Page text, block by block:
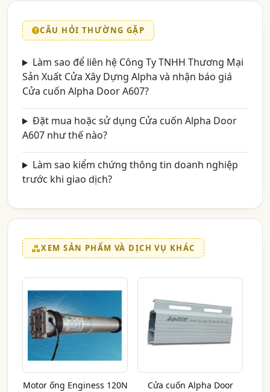
CÂU HỎI THƯỜNG GẶP
Làm sao để liên hệ Công Ty TNHH Thương Mại
Sản Xuất Cửa Xây Dựng Alpha và nhận báo giá
Cửa cuốn Alpha Door A607?
Đặt mua hoặc sử dụng Cửa cuốn Alpha Door
A607 như thế nào?
Làm sao kiểm chứng thông tin doanh nghiệp
trước khi giao dịch?
XEM SẢN PHẨM VÀ DỊCH VỤ KHÁC
Motor ống Enginess 120N
Cửa cuốn Alpha Door